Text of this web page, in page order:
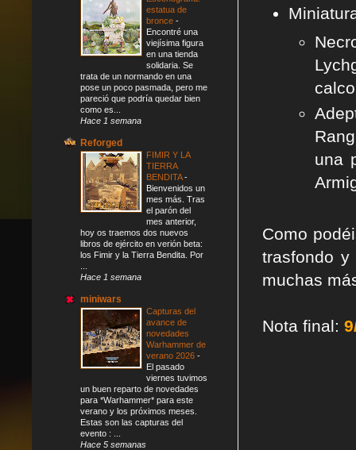
una
Como
trasfondo y
muchas
Nota final:
estatua de
bronce -
Encontré una
viejísima figura
en una tienda
solidaria. Se
trata de un normando en una
pose un poco pasmada, pero me
pareció que podría quedar bien
como es...
Hace 1 semana
Reforged
FIMIR Y LA
TIERRA
BENDITA-
Bienvenidos un
mes más. Tras
el parón del
mes anterior,
hoy os traemos dos nuevos
libros de ejército en verión beta:
los Fimir y la Tierra Bendita. Por
Hace 1 semana
miniwars
Capturas del
avance de
novedades
Warhammer de
verano 2026 -
El pasado
viernes tuvimos
un buen reparto de novedades
para *Warhammer* para este
verano y los próximos meses.
Estas son las capturas del
evento : ...
Hace 5 semanas